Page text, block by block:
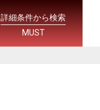
詳細条件から検索
MUST